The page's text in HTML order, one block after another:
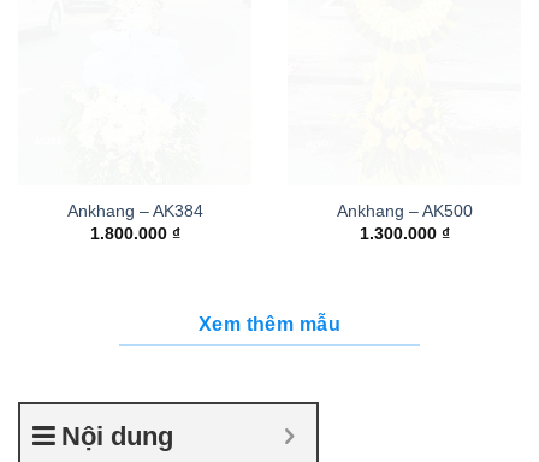
Ankhang – AK384
1.800.000 ₫
Ankhang – AK500
1.300.000 ₫
Xem thêm mẫu
Nội dung